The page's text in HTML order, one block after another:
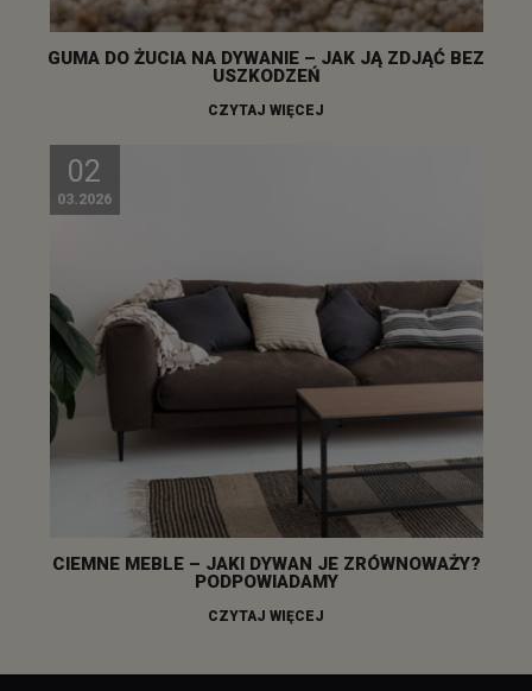
GUMA DO ŻUCIA NA DYWANIE – JAK JĄ ZDJĄĆ BEZ
USZKODZEŃ
CZYTAJ WIĘCEJ
02
03.2026
CIEMNE MEBLE – JAKI DYWAN JE ZRÓWNOWAŻY?
PODPOWIADAMY
CZYTAJ WIĘCEJ